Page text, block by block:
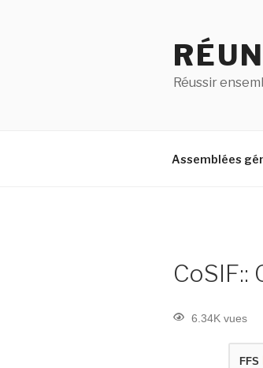
Réussir
Assemblées
CoSIF::
6.34K vues
FFS